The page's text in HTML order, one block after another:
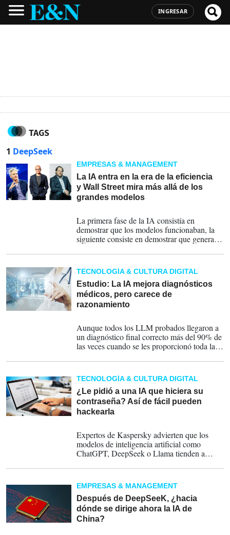
INGRESAR
TAGS
1 DeepSeek
EMPRESAS & MANAGEMENT
La IA entra en la era de la eficiencia
y Wall Street mira más allá de los
grandes modelos
La primera fase de la IA consistía en
demostrar que los modelos funcionaban, la
siguiente consiste en demostrar que generan
advierten los analistas del sector.
TECNOLOGÍA & CULTURA DIGITAL
Estudio: La IA mejora diagnósticos
médicos, pero carece de
razonamiento
Aunque todos los LLM probados llegaron a
un diagnóstico final correcto más del 90% de
las veces cuando se les proporcionó toda la
paciente, obtuvieron consistentemente un
desempeño deficiente en los pasos iniciales
del proceso diagnóstico, impulsados por el
razonamiento.
TECNOLOGÍA & CULTURA DIGITAL
¿Le pidió a una IA que hiciera su
contraseña? Así de fácil pueden
hackearla
Expertos de Kaspersky advierten que los
modelos de inteligencia artificial como
ChatGPT, DeepSeek o Llama tienden a
ciberdelincuentes descifren las contraseñas
generadas con estas herramientas.
EMPRESAS & MANAGEMENT
Después de DeepSeeK, ¿hacia
dónde se dirige ahora la IA de
China?